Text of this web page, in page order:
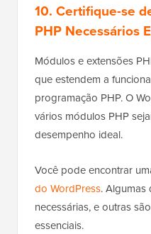
10. Certifique-se
PHP Necessários
Módulos e extensões
que estendem a
programação PHP. O
vários módulos PHP
desempenho ideal.
Você pode encontrar
do WordPress. Algumas
necessárias, e outras
essenciais.